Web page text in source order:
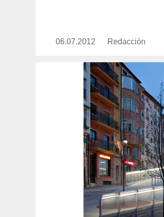
Publicado
06.07.2012 https://
Redacción